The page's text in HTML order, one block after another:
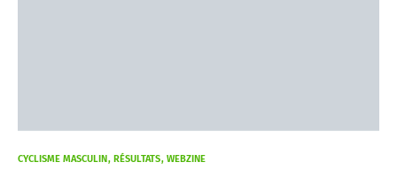
CYCLISME MASCULIN RÉSULTATS WEBZINE